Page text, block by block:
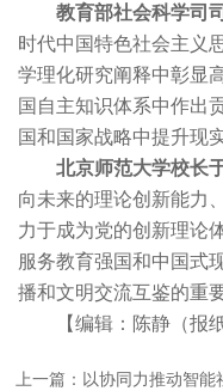
教育部社会科学司
时代中国特色社会主义
学理化研究阐释中彰显
国自主知识体系中作出
国和国家战略中提升现
北京师范大学校长
向未来的理论创新能力
力于成为党的创新理论
服务教育强国和中国式
播和文明交流互鉴的重
【编辑：陈静（报
上一篇：以协同力推动智能